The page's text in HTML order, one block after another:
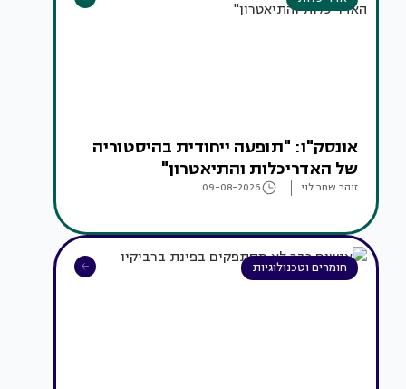
אונסק"ו: "תופעה ייחודית בהיסטוריה
של האדריכלות והתיאטרון"
זוהר שחר לוי 09-08-2026
חומרים וטכנולוגיות